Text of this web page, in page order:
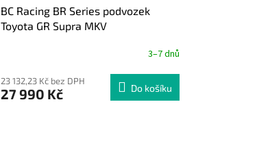
BC Racing BR Series podvozek
Toyota GR Supra MKV
3–7 dnů
23 132,23 Kč bez DPH
27 990 Kč Do košíku